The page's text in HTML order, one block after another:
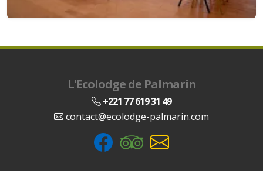
L'Ecolodge de Palmarin
+221 77 619 31 49
contact@ecolodge-palmarin.com